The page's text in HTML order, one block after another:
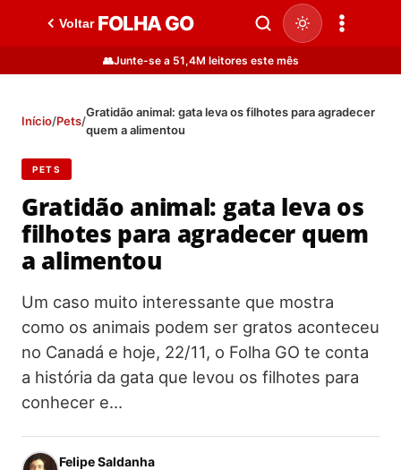
Voltar FOLHA GO
👥Junte-se a 51,4M leitores este mês
Início/Pets/
Gratidão animal: gata leva os filhotes para agradecer
quem a alimentou
PETS
Gratidão animal: gata leva os
filhotes para agradecer quem
a alimentou
Um caso muito interessante que mostra
como os animais podem ser gratos aconteceu
no Canadá e hoje, 22/11, o Folha GO te conta
a história da gata que levou os filhotes para
conhecer e…
Felipe Saldanha